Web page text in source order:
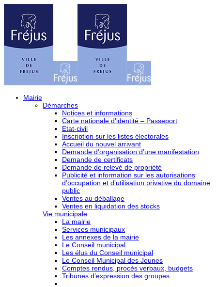
Mairie
Démarches
Notices et informations
Carte nationale d’identité – Passeport
Etat-civil
Inscription sur les listes électorales
Accueil du nouvel arrivant
Demande d’organisation d’une manifestation
Demande de certificats
Demande de relevé de propriété
Publicité et information sur les autorisations
d’occupation et d’utilisation privative du domaine
public
Ventes au déballage
Ventes en liquidation des stocks
Vie municipale
La mairie
Services municipaux
Les annexes de la mairie
Le Conseil municipal
Les élus du Conseil municipal
Le Conseil Municipal des Jeunes
Comptes rendus, procès verbaux, budgets
Tribunes d’expression des groupes